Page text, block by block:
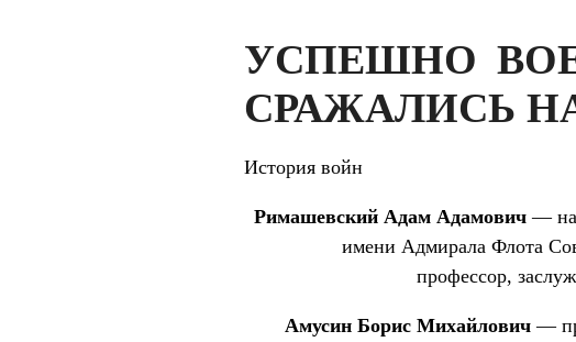
УСПЕШНО
СРАЖАЛИСЬ
История войн
Римашевский Адам Адамович —
имени Адмирала Флота
профессор,
Амусин Борис Михайлович —